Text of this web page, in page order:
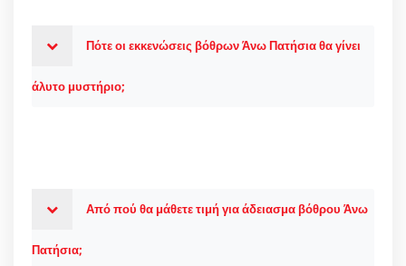
Πότε οι εκκενώσεις βόθρων Άνω Πατήσια θα γίνει
άλυτο μυστήριο;
Από πού θα μάθετε τιμή για άδειασμα βόθρου Άνω
Πατήσια;